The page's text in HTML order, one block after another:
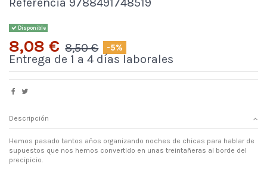
Disponible
8,08 € 8,50 € -5%
Entrega de 1 a 4 días laborales
Descripción
Hemos pasado tantos años organizando noches de chicas para hablar de
supuestos que nos hemos convertido en unas treintañeras al borde del
precipicio.